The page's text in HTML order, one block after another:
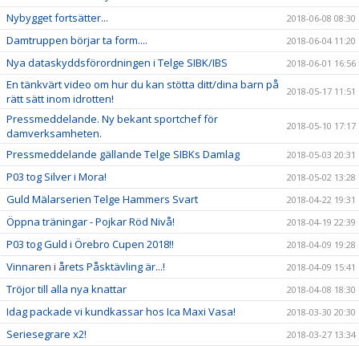
Nybygget fortsätter... 2018-06-08 08:30
Damtruppen börjar ta form.... 2018-06-04 11:20
Nya dataskyddsförordningen i Telge SIBK/IBS 2018-06-01 16:56
En tänkvärt video om hur du kan stötta ditt/dina barn på
rätt sätt inom idrotten!
2018-05-17 11:51
Pressmeddelande. Ny bekant sportchef för
damverksamheten.
2018-05-10 17:17
Pressmeddelande gällande Telge SIBKs Damlag 2018-05-03 20:31
P03 tog Silver i Mora! 2018-05-02 13:28
Guld Mälarserien Telge Hammers Svart 2018-04-22 19:31
Öppna träningar - Pojkar Röd Nivå! 2018-04-19 22:39
P03 tog Guld i Örebro Cupen 2018!! 2018-04-09 19:28
Vinnaren i årets Påsktävling är...! 2018-04-09 15:41
Tröjor till alla nya knattar 2018-04-08 18:30
Idag packade vi kundkassar hos Ica Maxi Vasa! 2018-03-30 20:30
Seriesegrare x2! 2018-03-27 13:34